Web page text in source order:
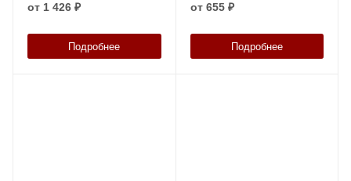
от 1 426 ₽
Подробнее
от 655 ₽
Подробнее